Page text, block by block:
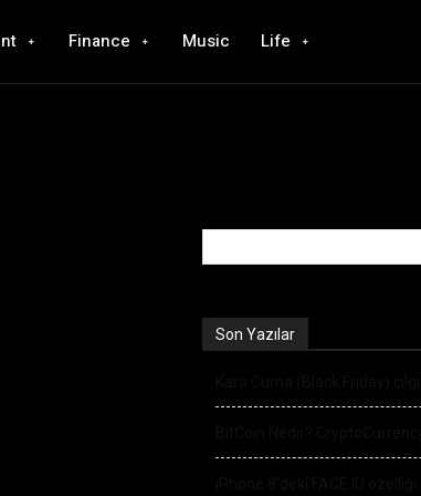
Finance Music Life
Son Yazılar